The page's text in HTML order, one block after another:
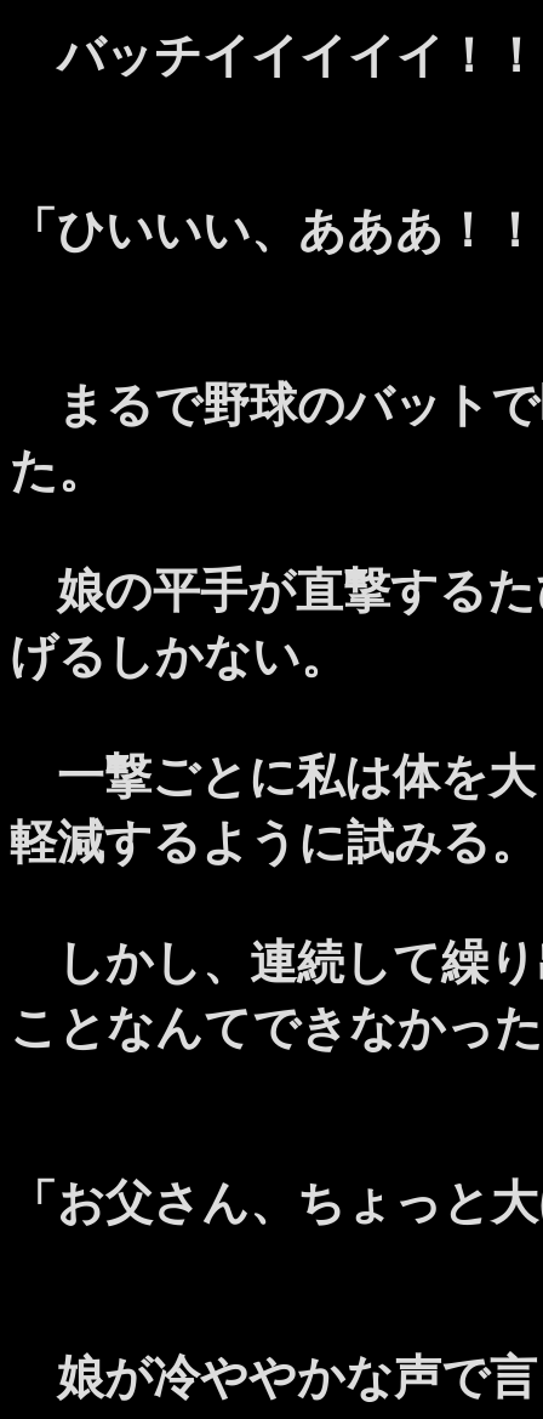
バッチイイイイイ！！
「ひいいい、あああ！
まるで野球のバット
た。
娘の平手が直撃する
げるしかない。
一撃ごとに私は体を
軽減するように試みる。
しかし、連続して繰
ことなんてできなかっ
「お父さん、ちょっと
娘が冷ややかな声で